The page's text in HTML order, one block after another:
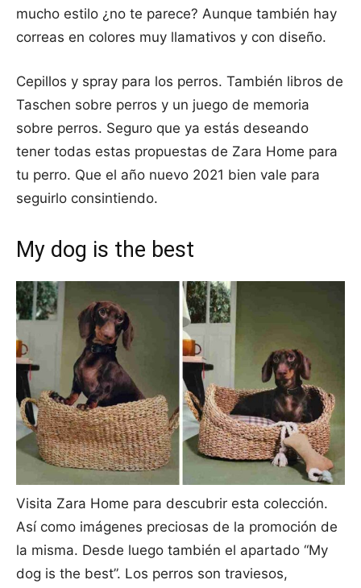
mucho estilo ¿no te parece? Aunque también hay
correas en colores muy llamativos y con diseño.
Cepillos y spray para los perros. También libros de
Taschen sobre perros y un juego de memoria
sobre perros. Seguro que ya estás deseando
tener todas estas propuestas de Zara Home para
tu perro. Que el año nuevo 2021 bien vale para
seguirlo consintiendo.
My dog is the best
Visita Zara Home para descubrir esta colección.
Así como imágenes preciosas de la promoción de
la misma. Desde luego también el apartado “My
dog is the best”. Los perros son traviesos,